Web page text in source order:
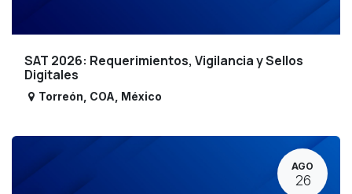
SAT 2026: Requerimientos, Vigilancia y Sellos
Digitales
Torreón COA México
AGO
26